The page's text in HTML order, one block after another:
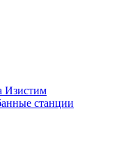
Изистим
станции